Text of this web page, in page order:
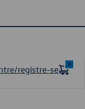
registre-se
0